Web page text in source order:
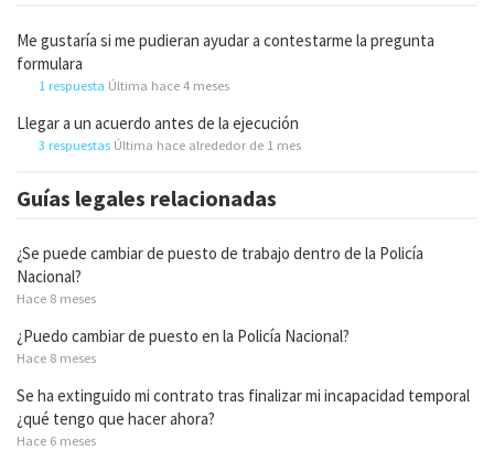
Me gustaría si me pudieran ayudar a contestarme la pregunta
formulara
1 respuesta Última hace 4 meses
Llegar a un acuerdo antes de la ejecución
3 respuestas Última hace alrededor de 1 mes
Guías legales relacionadas
¿Se puede cambiar de puesto de trabajo dentro de la Policía
Nacional?
Hace 8 meses
¿Puedo cambiar de puesto en la Policía Nacional?
Hace 8 meses
Se ha extinguido mi contrato tras finalizar mi incapacidad temporal
¿qué tengo que hacer ahora?
Hace 6 meses